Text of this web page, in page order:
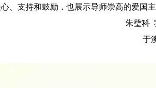
、支持和鼓励，也展示导师崇高的爱国主
朱璧科
于